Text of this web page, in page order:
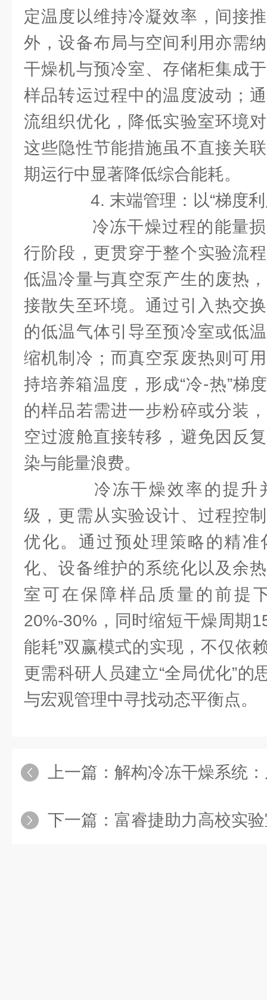
定温度以维持冷凝效率，间接
外，设备布局与空间利用亦需
干燥机与预冷室、存储柜集成
样品转运过程中的温度波动；
流组织优化，降低实验室环境
这些隐性节能措施虽不直接关
期运行中显著降低综合能耗。
4. 末端管理：以“梯度利
冷冻干燥过程的能量损
行阶段，更贯穿于整个实验流
低温冷量与真空泵产生的废热
接散失至环境。通过引入热交
的低温气体引导至预冷室或低
缩机制冷；而真空泵废热则可
持培养箱温度，形成“冷-热”梯
的样品若需进一步粉碎或分装
空过渡舱直接转移，避免因反
染与能量浪费。
冷冻干燥效率的提升
级，更需从实验设计、过程控
优化。通过预处理策略的精准
化、设备维护的系统化以及余
室可在保障样品质量的前提
20%-30%，同时缩短干燥周期
能耗”双赢模式的实现，不仅依
更需科研人员建立“全局优化”的
与宏观管理中寻找动态平衡点。
上一篇： 解构冷冻干燥系统：从热力学边
下一篇： 富睿捷助力高校实